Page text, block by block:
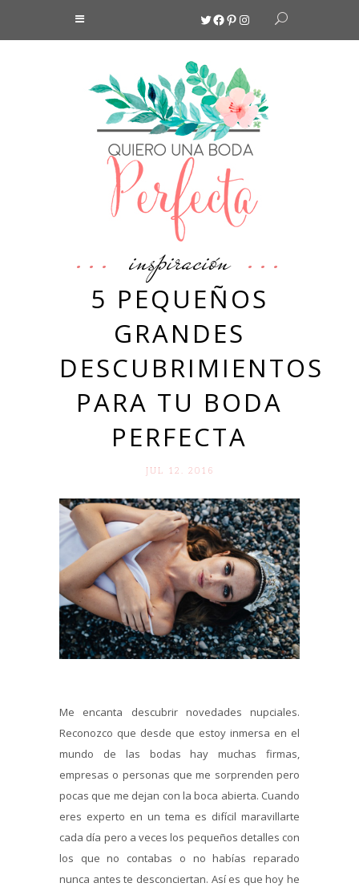
Twitter
Facebook
Pinterest
Instagram
inspiración
5 PEQUEÑOS
GRANDES
DESCUBRIMIENTOS
PARA TU BODA
PERFECTA
JUL 12. 2016
Me encanta descubrir novedades nupciales.
Reconozco que desde que estoy inmersa en el
mundo de las bodas hay muchas firmas,
empresas o personas que me sorprenden pero
pocas que me dejan con la boca abierta. Cuando
eres experto en un tema es difícil maravillarte
cada día pero a veces los pequeños detalles con
los que no contabas o no habías reparado
nunca antes te desconciertan. Así es que hoy he